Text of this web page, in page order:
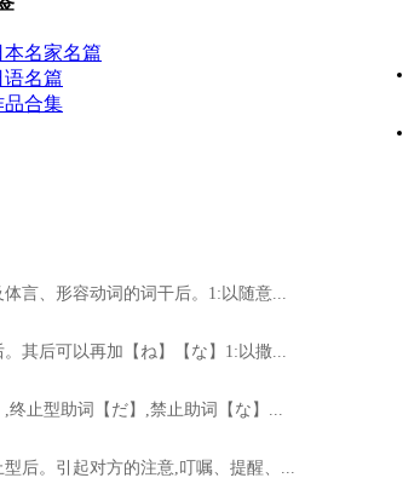
本名家名篇
语名篇
品合集
言、形容动词的词干后。1:以随意...
其后可以再加【ね】【な】1:以撒...
止型助词【だ】,禁止助词【な】...
后。引起对方的注意,叮嘱、提醒、...